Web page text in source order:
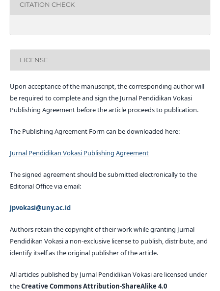
CITATION CHECK
LICENSE
Upon acceptance of the manuscript, the corresponding author will
be required to complete and sign the Jurnal Pendidikan Vokasi
Publishing Agreement before the article proceeds to publication.
The Publishing Agreement Form can be downloaded here:
Jurnal Pendidikan Vokasi Publishing Agreement
The signed agreement should be submitted electronically to the
Editorial Office via email:
jpvokasi@uny.ac.id
Authors retain the copyright of their work while granting Jurnal
Pendidikan Vokasi a non-exclusive license to publish, distribute, and
identify itself as the original publisher of the article.
All articles published by Jurnal Pendidikan Vokasi are licensed under
theCreative Commons Attribution-ShareAlike 4.0